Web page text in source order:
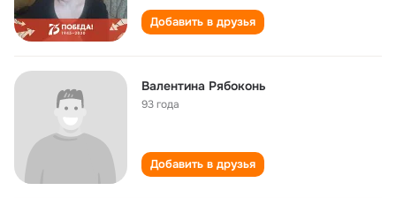
Добавить в друзья
Валентина Рябоконь
93 года
Добавить в друзья